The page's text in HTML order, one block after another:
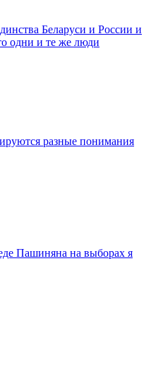
Беларуси и России и
одни и те же люди
разные понимания
Пашиняна на выборах я